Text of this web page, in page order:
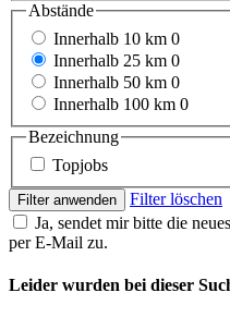
Abstände
Innerhalb 10 km 0
Innerhalb 25 km 0
Innerhalb 50 km 0
Innerhalb 100 km 0
Bezeichnung
Topjobs
Filter anwenden
Filter löschen
Ja, sendet mir bitte die
per E-Mail zu.
Leider wurden bei dieser